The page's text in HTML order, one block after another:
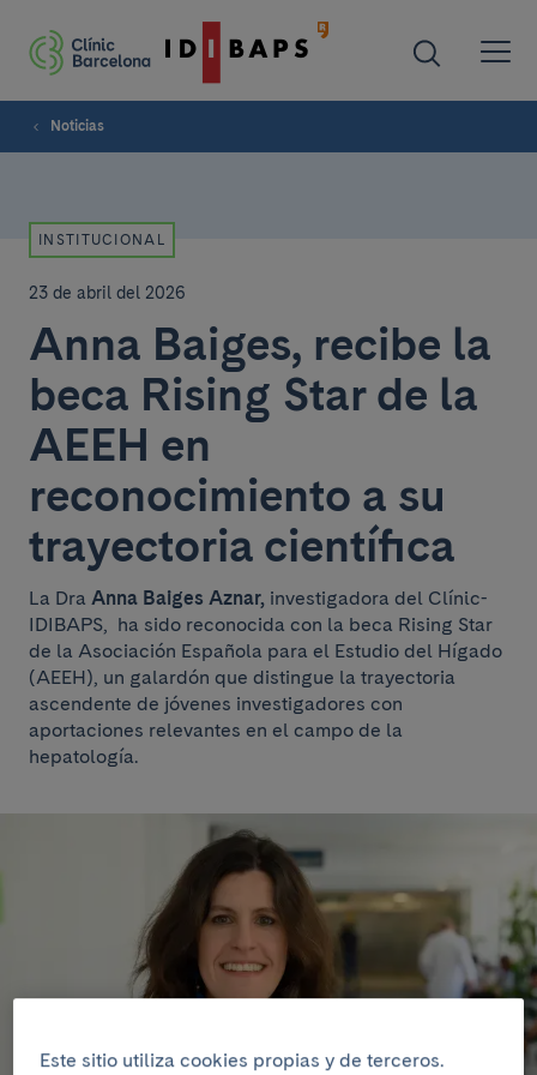
Noticias
INSTITUCIONAL
23 de abril del 2026
Anna Baiges, recibe la
beca Rising Star de la
AEEH en
reconocimiento a su
trayectoria científica
La Dra Anna Baiges Aznar, investigadora del Clínic-
IDIBAPS, ha sido reconocida con la beca Rising Star
de la Asociación Española para el Estudio del Hígado
(AEEH), un galardón que distingue la trayectoria
ascendente de jóvenes investigadores con
aportaciones relevantes en el campo de la
hepatología.
Este sitio utiliza cookies propias y de terceros.